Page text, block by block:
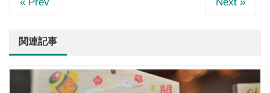
関連記事